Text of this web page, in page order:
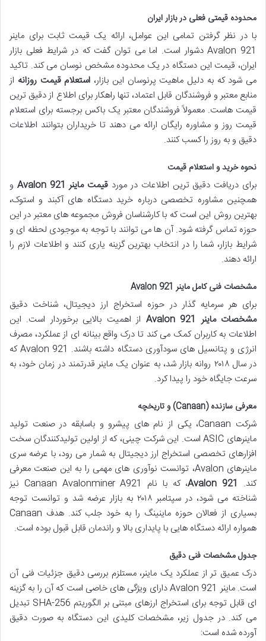
محدوده قیمتی فعلی در بازار ایران
با در نظر گرفتن تمامی این عوامل، ارائه یک قیمت ثابت برای ماینر
Avalon 921 دشوار است. اما می توان گفت که در شرایط فعلی بازار
ایران، قیمت این دستگاه در یک محدوده مشخص نوسان می کند. تاکید
می شود که به دلیل ماهیت پرنوسان این بازار، استعلام قیمت روزانه از
منابع معتبر و فروشندگان قابل اعتماد، تنها راهکار برای اطلاع از دقیق ترین
قیمت هاست. معمولاً فروشندگان معتبر یک باکس برجسته برای استعلام
قیمت روز و مشاوره رایگان ارائه می دهند تا خریداران بتوانند اطلاعات
دقیق و به روز را کسب کنند.
نحوه خرید و استعلام قیمت
برای دریافت دقیق ترین اطلاعات در مورد قیمت ماینر Avalon 921
و
همچنین مشاوره تخصصی درباره خرید دستگاه های آکبند و استوک،
بهترین روش این است که با کارشناسان فروش مجموعه های معتبر در این
حوزه تماس گرفته شود. آن ها می توانند با توجه به موجودی لحظه ای و
شرایط بازار، شما را در انتخاب بهترین گزینه یاری کنند و اطلاعات لازم را
ارائه دهند.
مشخصات فنی کامل ماینر Avalon 921
برای هر سرمایه گذار در حوزه استخراج ارز دیجیتال، شناخت دقیق
مشخصات ماینر Avalon 921
از اهمیت بالایی برخوردار است. این
اطلاعات به کاربران کمک می کند تا درک واقع بینانه ای از عملکرد، مصرف
انرژی و پتانسیل های سودآوری دستگاه داشته باشند. Avalon 921 که
در سال ۲۰۱۸ روانه بازار شد، به عنوان یک ماینر قدرتمند در زمان خود، به
سرعت جایگاه خود را پیدا کرد.
معرفی سازنده (Canaan) و تاریخچه
شرکت Canaan، یکی از نام های پیشرو و باسابقه در صنعت تولید
ماینرهای ASIC است. این شرکت چینی، که از اولین تولیدکنندگان سخت
افزارهای تخصصی استخراج ارز دیجیتال به شمار می رود، با عرضه سری
ماینرهای Avalon، توانست نوآوری های مهمی را به این صنعت معرفی
کند. Avalon 921
، که با نام Canaan Avalonminer A921 نیز
شناخته می شود، در سپتامبر ۲۰۱۸ به بازار عرضه شد و توانست توجه
بسیاری از فعالان حوزه ماینینگ را به خود جلب کند. هدف Canaan
همواره ارائه دستگاه هایی با پایداری بالا و راندمان قابل قبول بوده است.
جدول مشخصات فنی دقیق
درک عمیق تر از عملکرد یک ماینر، مستلزم بررسی دقیق جزئیات فنی آن
است. ماینر Avalon 921 دارای ویژگی های خاصی است که آن را به گزینه
ای قابل توجه برای استخراج ارزهای مبتنی بر الگوریتم SHA-256 تبدیل
می کند. در جدول زیر، مشخصات کلیدی این دستگاه به صورت دقیق
آورده شده است: